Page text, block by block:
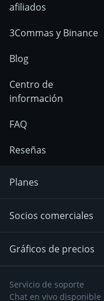
afiliados
3Commas y Binance
Blog
Centro de
información
FAQ
Reseñas
Planes
Socios comerciales
Gráficos de precios
Servicio de soporte
Chat en vivo disponible